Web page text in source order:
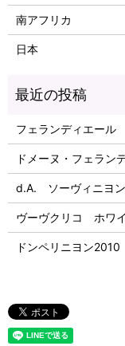
南アフリカ
日本
フェランディエー
ドメーヌ・フェラ
d.A. ソーヴィニヨ
ヴーヴクリコ ホワ
ドンペリニヨン2010